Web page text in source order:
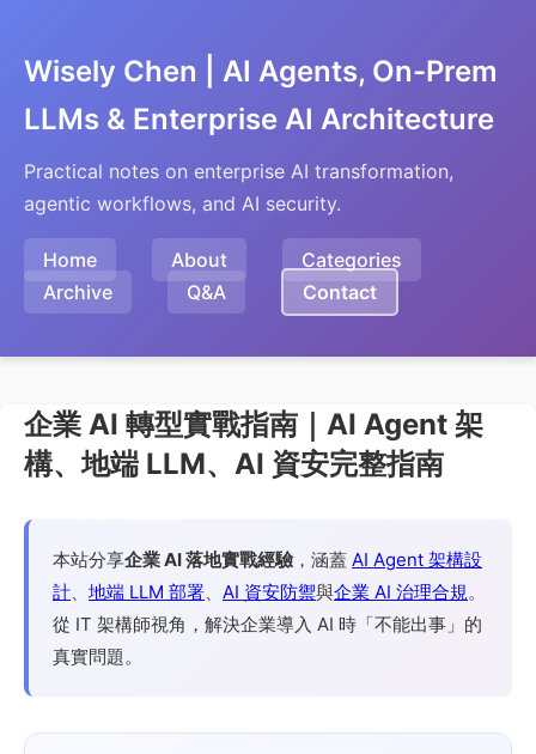
Wisely Chen | AI Agents, On-Prem
LLMs & Enterprise AI Architecture
Practical notes on enterprise AI transformation,
agentic workflows, and AI security.
Home About
Categories
Archive
Q&A Contact
企業 AI 轉型實戰指南｜AI Agent 架
構、地端 LLM、AI 資安完整指南
本站分享企業 AI 落地實戰經驗，涵蓋 AI Agent 架構設
計、 地端 LLM 部署、 AI 資安防禦與企業 AI 治理合規。
從 IT 架構師視角，解決企業導入 AI 時「不能出事」的
真實問題。